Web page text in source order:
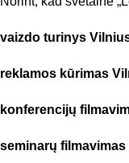
vaizdo turinys
reklamos kūrimas
konferencijų
seminarų filmavimas